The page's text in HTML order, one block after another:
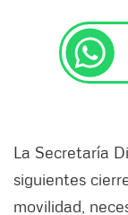
La Secretaría
siguientes
movilidad,